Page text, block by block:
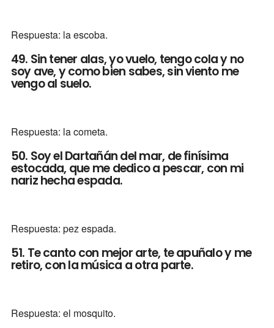
Respuesta: la escoba.
49. Sin tener alas, yo vuelo, tengo cola y no
soy ave, y como bien sabes, sin viento me
vengo al suelo.
Respuesta: la cometa.
50. Soy el Dartañán del mar, de finísima
estocada, que me dedico a pescar, con mi
nariz hecha espada.
Respuesta: pez espada.
51. Te canto con mejor arte, te apuñalo y me
retiro, con la música a otra parte.
Respuesta: el mosquito.